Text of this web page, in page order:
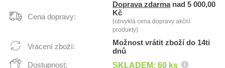
Cena dopravy:
Doprava zdarmanad 5 000,00
Kč
(obvyklá cena dopravy akční
produkty)
Vrácení zboží:
Možnost vrátit zboží do 14ti
dnů
Dostupnost:
SKLADEM: 60 ks